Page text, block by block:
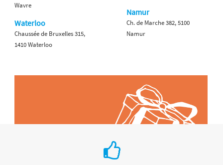
Wavre
Waterloo
Chaussée de Bruxelles 315,
1410 Waterloo
Namur
Ch. de Marche 382, 5100
Namur